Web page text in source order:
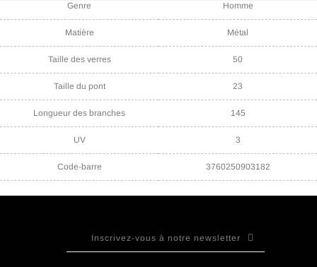
Genre Homme
Matière Métal
Taille des verres 50
Taille du pont 23
Longueur des branches 145
UV 3
Code-barre 3760250903182